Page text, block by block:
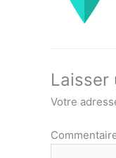
Laisser
Votre